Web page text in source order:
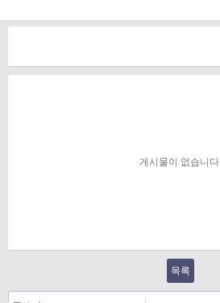
게시물이 없습니다.
목록